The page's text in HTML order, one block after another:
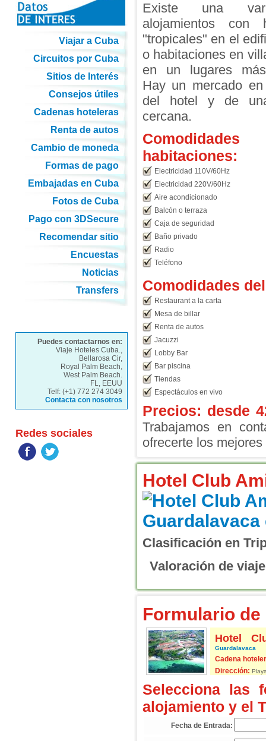
Existe una
alojamientos con
"tropicales" en el
o habitaciones en
en un lugares
Hay un mercado
del hotel y de
cercana.
habitaciones:
Electricidad 110V/60Hz
Electricidad 220V/60Hz
Aire acondicionado
Balcón o terraza
Caja de seguridad
Baño privado
Radio
Teléfono
Comodidades
Restaurant a la carta
Mesa de billar
Renta de autos
Jacuzzi
Lobby Bar
Bar piscina
Tiendas
Espectáculos en vivo
Precios: desde
Trabajamos en
ofrecerte los
Hotel Club
Clasificación en
Valoración de
Formulario
Hotel
Guardalavaca
Cadena
Dirección:
Selecciona las
alojamiento y el
Fecha de Entrada:
Viajar a Cuba
Circuitos por Cuba
Sitios de Interés
Consejos útiles
Cadenas hoteleras
Renta de autos
Cambio de moneda
Formas de pago
Embajadas en Cuba
Fotos de Cuba
Pago con 3DSecure
Recomendar sitio
Encuestas
Noticias
Transfers
Puedes contactarnos en:
Viaje Hoteles Cuba.,
Bellarosa Cir,
Royal Palm Beach,
West Palm Beach.
FL, EEUU
Telf: (+1) 772 274 3049
Contacta con nosotros
Redes sociales